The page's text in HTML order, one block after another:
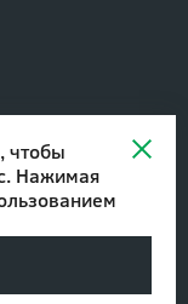
чтобы
Нажимая
ООО "Нобили"